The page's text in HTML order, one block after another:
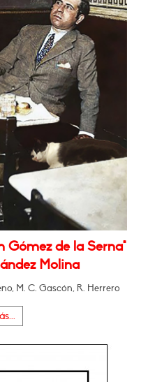
Gómez de la Serna"
Molina
M. C. Gascón, R. Herrero